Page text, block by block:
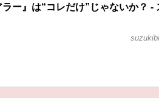
ラー』は“コレだけ”じゃないか？ -